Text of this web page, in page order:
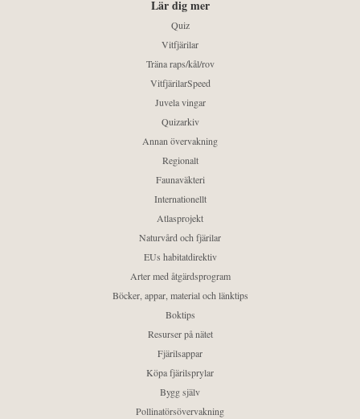
Lär dig mer
Quiz
Vitfjärilar
Träna raps/kål/rov
VitfjärilarSpeed
Juvela vingar
Quizarkiv
Annan övervakning
Regionalt
Faunaväkteri
Internationellt
Atlasprojekt
Naturvård och fjärilar
EUs habitatdirektiv
Arter med åtgärdsprogram
Böcker, appar, material och länktips
Boktips
Resurser på nätet
Fjärilsappar
Köpa fjärilsprylar
Bygg själv
Pollinatörsövervakning